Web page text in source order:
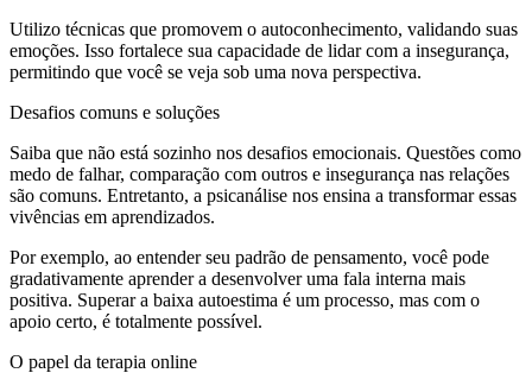
Utilizo técnicas que promovem o autoconhecimento, validando suas
emoções. Isso fortalece sua capacidade de lidar com a insegurança,
permitindo que você se veja sob uma nova perspectiva.
Desafios comuns e soluções
Saiba que não está sozinho nos desafios emocionais. Questões como
medo de falhar, comparação com outros e insegurança nas relações
são comuns. Entretanto, a psicanálise nos ensina a transformar essas
vivências em aprendizados.
Por exemplo, ao entender seu padrão de pensamento, você pode
gradativamente aprender a desenvolver uma fala interna mais
positiva. Superar a baixa autoestima é um processo, mas com o
apoio certo, é totalmente possível.
O papel da terapia online